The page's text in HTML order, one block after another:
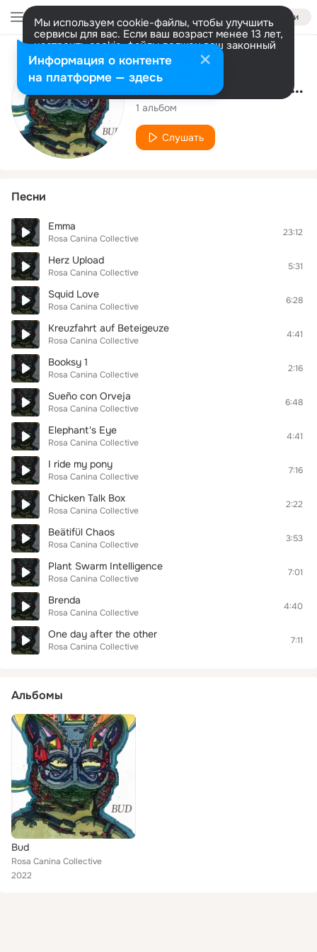
Войти
Мы используем cookie-файлы, чтобы улучшить
сервисы для вас. Если ваш возраст менее 13 лет,
настроить cookie-файлы должен ваш законный
представитель. Больше информации
Разрешить все Настроить
Исполнитель
Rosa Canina Collective
1 альбом
Слушать
Песни
Emma
Rosa Canina Collective
23:12
Herz Upload
Rosa Canina Collective
5:31
Squid Love
Rosa Canina Collective
6:28
Kreuzfahrt auf Beteigeuze
Rosa Canina Collective
4:41
Booksy 1
Rosa Canina Collective
2:16
Sueño con Orveja
Rosa Canina Collective
6:48
Elephant's Eye
Rosa Canina Collective
4:41
I ride my pony
Rosa Canina Collective
7:16
Chicken Talk Box
Rosa Canina Collective
2:22
Beätifül Chaos
Rosa Canina Collective
3:53
Plant Swarm Intelligence
Rosa Canina Collective
7:01
Brenda
Rosa Canina Collective
4:40
One day after the other
Rosa Canina Collective
7:11
Альбомы
Bud
Rosa Canina Collective
2022
Информация о контенте
на платформе — здесь